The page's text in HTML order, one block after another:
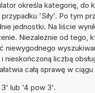
określa kategorię, do
'Siły'. Po tym
jednostki. Na liście
Niezależnie od tego,
niewygodnego
nieskończoną liczbą
całą sprawę w ciągu
lub '4 pow 3'.